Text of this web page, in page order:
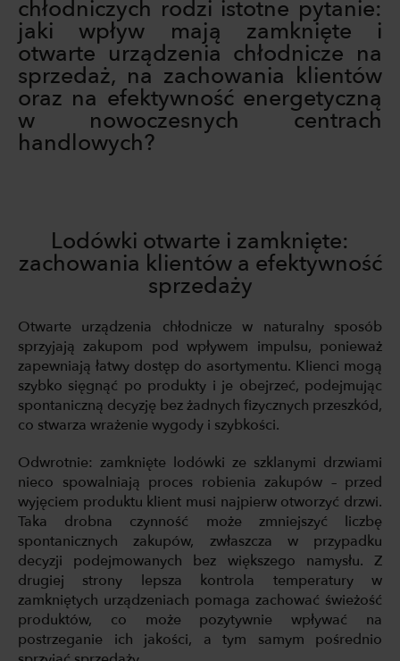
chłodniczych rodzi istotne pytanie:
jaki wpływ mają zamknięte i
otwarte urządzenia chłodnicze na
sprzedaż, na zachowania klientów
oraz na efektywność energetyczną
w nowoczesnych centrach
handlowych?
Lodówki otwarte i zamknięte:
zachowania klientów a efektywność
sprzedaży
Otwarte urządzenia chłodnicze w naturalny sposób
sprzyjają zakupom pod wpływem impulsu, ponieważ
zapewniają łatwy dostęp do asortymentu. Klienci mogą
szybko sięgnąć po produkty i je obejrzeć, podejmując
spontaniczną decyzję bez żadnych fizycznych przeszkód,
co stwarza wrażenie wygody i szybkości.
Odwrotnie: zamknięte lodówki ze szklanymi drzwiami
nieco spowalniają proces robienia zakupów – przed
wyjęciem produktu klient musi najpierw otworzyć drzwi.
Taka drobna czynność może zmniejszyć liczbę
spontanicznych zakupów, zwłaszcza w przypadku
decyzji podejmowanych bez większego namysłu. Z
drugiej strony lepsza kontrola temperatury w
zamkniętych urządzeniach pomaga zachować świeżość
produktów, co może pozytywnie wpływać na
postrzeganie ich jakości, a tym samym pośrednio